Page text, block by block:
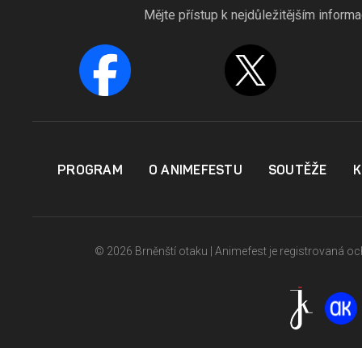
Mějte přístup k nejdůležitějším
PROGRAM O ANIMEFESTU SOUTĚŽE
© 2026 Brněnští otaku | Animefest je registrovaná